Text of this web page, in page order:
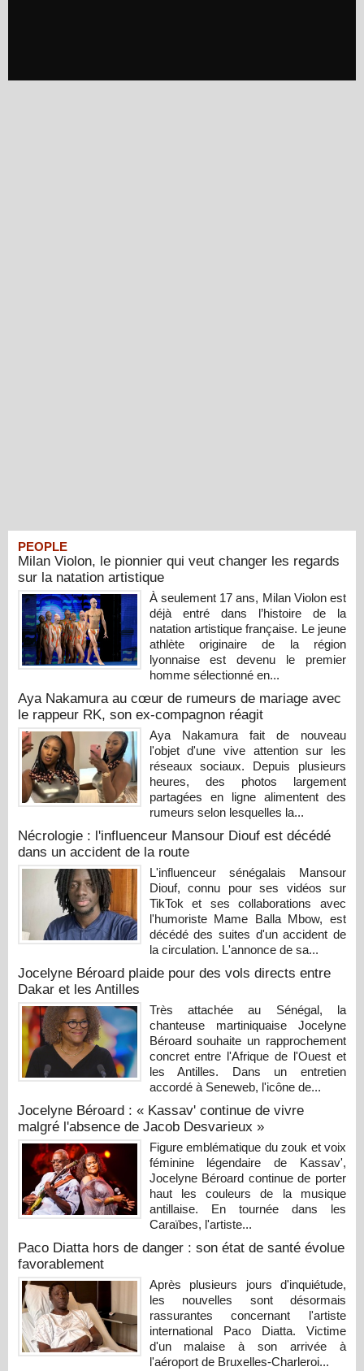
PEOPLE
Milan Violon, le pionnier qui veut changer les regards
sur la natation artistique
À seulement 17 ans, Milan Violon est
déjà entré dans l’histoire de la
natation artistique française. Le jeune
athlète originaire de la région
lyonnaise est devenu le premier
homme sélectionné en...
Aya Nakamura au cœur de rumeurs de mariage avec
le rappeur RK, son ex-compagnon réagit
Aya Nakamura fait de nouveau
l'objet d'une vive attention sur les
réseaux sociaux. Depuis plusieurs
heures, des photos largement
partagées en ligne alimentent des
rumeurs selon lesquelles la...
Nécrologie : l'influenceur Mansour Diouf est décédé
dans un accident de la route
L'influenceur sénégalais Mansour
Diouf, connu pour ses vidéos sur
TikTok et ses collaborations avec
l'humoriste Mame Balla Mbow, est
décédé des suites d'un accident de
la circulation. L'annonce de sa...
Jocelyne Béroard plaide pour des vols directs entre
Dakar et les Antilles
Très attachée au Sénégal, la
chanteuse martiniquaise Jocelyne
Béroard souhaite un rapprochement
concret entre l'Afrique de l'Ouest et
les Antilles. Dans un entretien
accordé à Seneweb, l'icône de...
Jocelyne Béroard : « Kassav' continue de vivre
malgré l'absence de Jacob Desvarieux »
Figure emblématique du zouk et voix
féminine légendaire de Kassav',
Jocelyne Béroard continue de porter
haut les couleurs de la musique
antillaise. En tournée dans les
Caraïbes, l'artiste...
Paco Diatta hors de danger : son état de santé évolue
favorablement
Après plusieurs jours d'inquiétude,
les nouvelles sont désormais
rassurantes concernant l'artiste
international Paco Diatta. Victime
d'un malaise à son arrivée à
l'aéroport de Bruxelles-Charleroi...